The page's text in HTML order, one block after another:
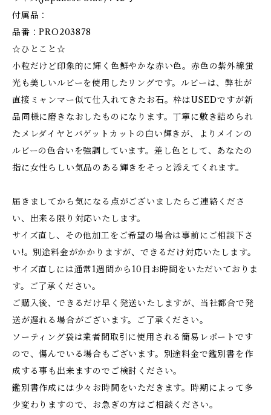
付属品：
品番：PRO203878
☆ひとこと☆
小粒だけど印象的に輝く色鮮やかな赤い色。赤色の紫外線蛍
光も美しいルビーを使用したリングです。ルビーは、弊社が
直接ミャンマー似て仕入れてきたお石。枠はUSEDですが新
品同様に磨きなおしたものになります。丁寧に敷き詰められ
たメレダイヤとバゲットカットの白い輝きが、よりメインの
ルビーの色合いを強調しています。差し色として、あなたの
指に女性らしい気品のある輝きをそっと添えてくれます。
届きましてから気になる点がございましたらご連絡くださ
い、出来る限り対応いたします。
サイズ直し、その他加工をご希望の場合は事前にご相談下さ
い!。別途料金がかかりますが、できるだけ対応いたします。
サイズ直しには通常1週間から10日お時間をいただいておりま
す。ご了承ください。
ご購入後、できるだけ早く発送いたしますが、当社都合で発
送が遅れる場合がございます。ご了承ください。
ソーティング袋は業者間取引に使用される簡易レポートです
ので、傷んでいる場合もございます。別途料金で鑑別書を作
成する事も出来ますのでご検討ください。
鑑別書作成には少々お時間をいただきます。時期によって多
少変わりますので、お急ぎの方はご相談ください。